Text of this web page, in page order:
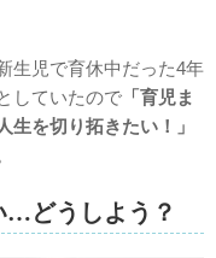
生児で育休中だった4年
していたので 「育児ま
生を切り拓きたい！」
…どうしよう？